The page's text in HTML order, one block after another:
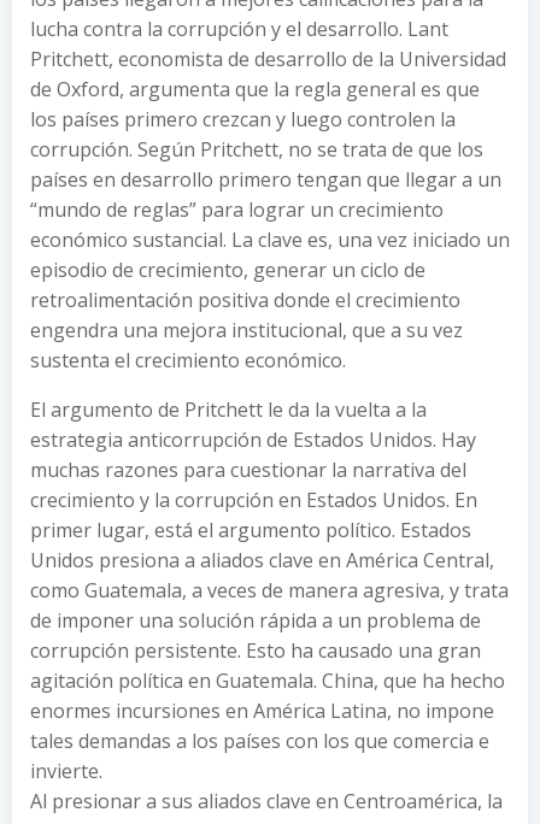
lucha contra la corrupción y el desarrollo. Lant
Pritchett, economista de desarrollo de la Universidad
de Oxford, argumenta que la regla general es que
los países primero crezcan y luego controlen la
corrupción. Según Pritchett, no se trata de que los
países en desarrollo primero tengan que llegar a un
“mundo de reglas” para lograr un crecimiento
económico sustancial. La clave es, una vez iniciado un
episodio de crecimiento, generar un ciclo de
retroalimentación positiva donde el crecimiento
engendra una mejora institucional, que a su vez
sustenta el crecimiento económico.
El argumento de Pritchett le da la vuelta a la
estrategia anticorrupción de Estados Unidos. Hay
muchas razones para cuestionar la narrativa del
crecimiento y la corrupción en Estados Unidos. En
primer lugar, está el argumento político. Estados
Unidos presiona a aliados clave en América Central,
como Guatemala, a veces de manera agresiva, y trata
de imponer una solución rápida a un problema de
corrupción persistente. Esto ha causado una gran
agitación política en Guatemala. China, que ha hecho
enormes incursiones en América Latina, no impone
tales demandas a los países con los que comercia e
invierte.
Al presionar a sus aliados clave en Centroamérica, la